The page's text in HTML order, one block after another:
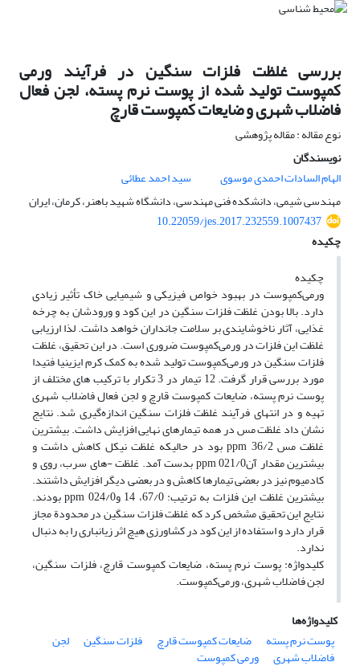
بررسی غلظت فلزات سنگین در فرآیند ورمی
کمپوست تولید شده از پوست نرم پسته، لجن فعال
فاضلاب شهری و ضایعات کمپوست قارچ
نوع مقاله : مقاله پژوهشی
نویسندگان
الهام السادات احمدی موسوی
سید احمد عطائی
مهندسی شیمی، دانشکده فنی مهندسی، دانشگاه شهید باهنر، کرمان، ایران
10.22059/jes.2017.232559.1007437
چکیده
چکیده
ورمی‌کمپوست در بهبود خواص فیزیکی و شیمیایی خاک تأثیر زیادی
دارد. بالا بودن غلظت فلزات سنگین در این کود و ورودشان به چرخه
غذایی، آثار ناخوشایندی بر سلامت جانداران خواهد داشت. لذا ارزیابی
غلظت این فلزات در ورمی‌کمپوست ضروری است. در این تحقیق، غلظت
فلزات سنگین در ورمی‌کمپوست تولید شده به کمک کرم ایزینیا ‌فتیدا
مورد بررسی قرار گرفت. 12 تیمار در 3 تکرار با ترکیب‌ های مختلف از
پوست نرم پسته، ضایعات کمپوست قارچ و لجن فعال فاضلاب شهری
تهیه و در انتهای فرآیند غلظت فلزات سنگین اندازه‌گیری شد. نتایج
نشان داد غلظت مس در همه تیمارهای نهایی افزایش داشت. بیشترین
غلظت مس ppm 36/2 بود در حالیکه غلظت نیکل کاهش داشت و
بیشترین مقدار آنppm 021/0 بدست آمد. غلظت -های سرب، روی و
کادمیوم نیز در بعضی تیمارها کاهش و در بعضی دیگر افزایش داشتند.
بیشترین غلظت این فلزات به ترتیب: 67/0، 14 وppm 024/0 بودند.
نتایج این تحقیق مشخص کرد که غلظت فلزات سنگین در محدودة مجاز
قرار دارد و استفاده از این کود در کشاورزی هیچ اثر زیانباری را به دنبال
ندارد.
کلیدواژه: پوست نرم پسته، ضایعات کمپوست قارچ، فلزات سنگین،
لجن فاضلاب شهری، ورمی‌کمپوست.
کلیدواژه‌ها
پوست نرم پسته
ضایعات کمپوست قارچ فلزات سنگین لجن
فاضلاب شهری
ورمی کمپوست